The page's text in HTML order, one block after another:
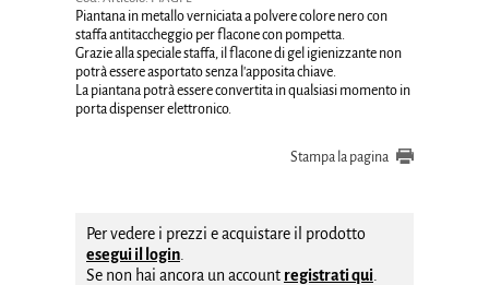
Piantana in metallo verniciata a polvere colore nero con
staffa antitaccheggio per flacone con pompetta.
Grazie alla speciale staffa, il flacone di gel igienizzante non
potrà essere asportato senza l'apposita chiave.
La piantana potrà essere convertita in qualsiasi momento in
porta dispenser elettronico.
Stampa la pagina
Per vedere i prezzi e acquistare il prodotto
esegui il login
Se non hai ancora un account registrati qui